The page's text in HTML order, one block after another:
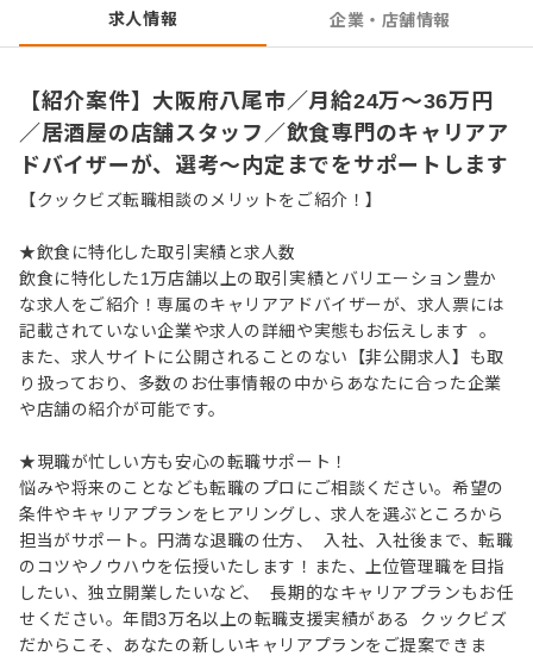
求人が気になった方は、エントリーいただくか『クックビ
ズ転職支援窓口』までお問合せください！
求人情報 企業・店舗情報
【紹介案件】大阪府八尾市／月給24万～36万円
／居酒屋の店舗スタッフ／飲食専門のキャリアア
ドバイザーが、選考～内定までをサポートします
【クックビズ転職相談のメリットをご紹介！】
★飲食に特化した取引実績と求人数
飲食に特化した1万店舗以上の取引実績とバリエーション豊か
な求人をご紹介！専属のキャリアアドバイザーが、求人票には
記載されていない企業や求人の詳細や実態もお伝えします 。
また、求人サイトに公開されることのない【非公開求人】も取
り扱っており、多数のお仕事情報の中からあなたに合った企業
や店舗の紹介が可能です。
★現職が忙しい方も安心の転職サポート！
悩みや将来のことなども転職のプロにご相談ください。希望の
条件やキャリアプランをヒアリングし、求人を選ぶところから
担当がサポート。円満な退職の仕方、 入社、入社後まで、転職
のコツやノウハウを伝授いたします！また、上位管理職を目指
したい、独立開業したいなど、 長期的なキャリアプランもお任
せください。年間3万名以上の転職支援実績がある クックビズ
だからこそ、あなたの新しいキャリアプランをご提案できま